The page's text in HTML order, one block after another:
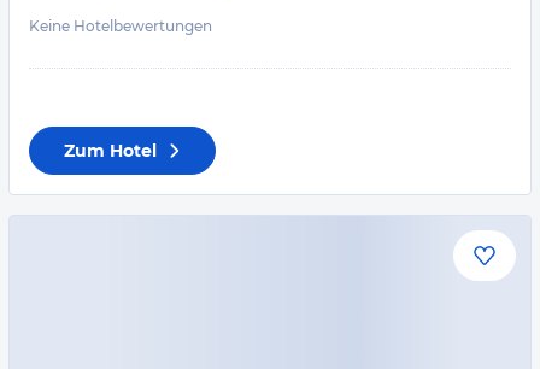
Keine Hotelbewertungen
Zum Hotel